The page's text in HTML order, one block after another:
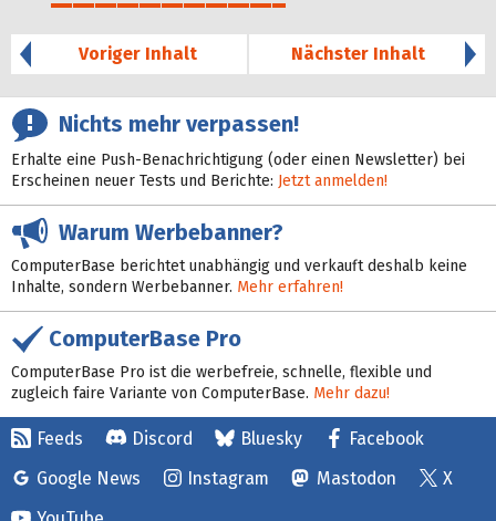
Voriger Inhalt
Nächster Inhalt
Nichts mehr verpassen!
Erhalte eine Push-Benachrichtigung (oder einen Newsletter) bei
Erscheinen neuer Tests und Berichte: Jetzt anmelden!
Warum Werbebanner?
ComputerBase berichtet unabhängig und verkauft deshalb keine
Inhalte, sondern Werbebanner. Mehr erfahren!
ComputerBase Pro
ComputerBase Pro ist die werbefreie, schnelle, flexible und
zugleich faire Variante von ComputerBase. Mehr dazu!
Feeds Discord Bluesky
Facebook
Google News
Instagram Mastodon
X